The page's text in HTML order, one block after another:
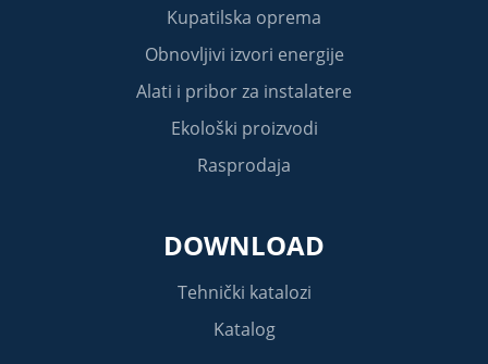
Kupatilska oprema
Obnovljivi izvori energije
Alati i pribor za instalatere
Ekološki proizvodi
Rasprodaja
DOWNLOAD
Tehnički katalozi
Katalog